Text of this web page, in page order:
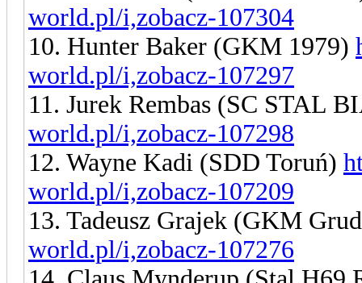
world.pl/i,zobacz-107304
10. Hunter Baker (GKM 1979)
world.pl/i,zobacz-107297
11. Jurek Rembas (SC STAL
world.pl/i,zobacz-107298
12. Wayne Kadi (SDD Toruń)
world.pl/i,zobacz-107209
13. Tadeusz Grajek (GKM
world.pl/i,zobacz-107276